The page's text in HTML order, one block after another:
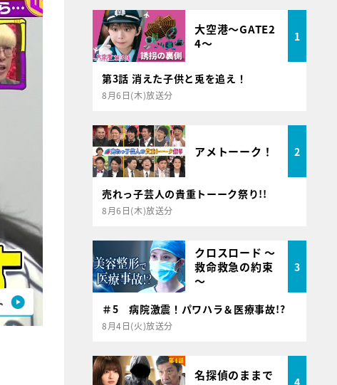
大空港～GATE2
4～
1
第3話 消えた子供と兎を追え！
8月6日(木)放送分
アメトーーク！ 2
売れっ子芸人の貴重トーーク祭り!!
8月6日(木)放送分
クロスロード ～
救命救急の約束
～
3
＃5 病院激震！パワハラ＆医療事故!?
8月4日(火)放送分
名探偵のままで
4